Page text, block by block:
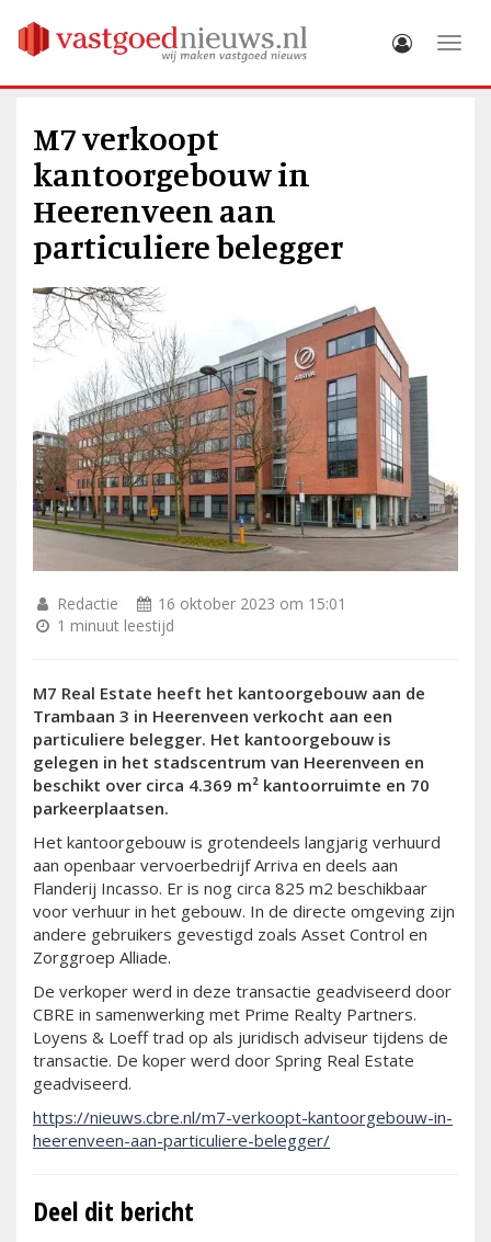
M7 verkoopt
kantoorgebouw in
Heerenveen aan
particuliere belegger
Redactie
16 oktober 2023 om 15:01
1 minuut leestijd
M7 Real Estate heeft het kantoorgebouw aan de
Trambaan 3 in Heerenveen verkocht aan een
particuliere belegger. Het kantoorgebouw is
gelegen in het stadscentrum van Heerenveen en
beschikt over circa 4.369 m² kantoorruimte en 70
parkeerplaatsen.
Het kantoorgebouw is grotendeels langjarig verhuurd
aan openbaar vervoerbedrijf Arriva en deels aan
Flanderij Incasso. Er is nog circa 825 m2 beschikbaar
voor verhuur in het gebouw. In de directe omgeving zijn
andere gebruikers gevestigd zoals Asset Control en
Zorggroep Alliade.
De verkoper werd in deze transactie geadviseerd door
CBRE in samenwerking met Prime Realty Partners.
Loyens & Loeff trad op als juridisch adviseur tijdens de
transactie. De koper werd door Spring Real Estate
geadviseerd.
https://nieuws.cbre.nl/m7-verkoopt-kantoorgebouw-in-
heerenveen-aan-particuliere-belegger/
Deel dit bericht